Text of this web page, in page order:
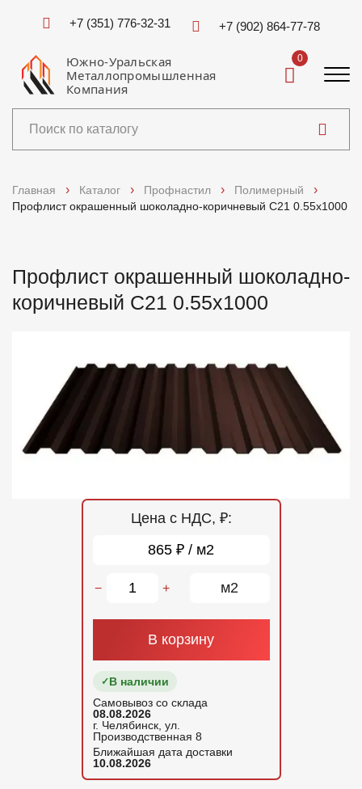
+7 (351) 776-32-31 +7 (902) 864-77-78
Южно-Уральская
Металлопромышленная
Компания
0
Доставка и оплата
Отзывы
Контакты
Главная Каталог Профнастил
Полимерный
Профлист окрашенный шоколадно-коричневый C21 0.55x1000
Профлист окрашенный шоколадно-
коричневый C21 0.55x1000
Цена с НДС, ₽:
865 ₽ / м2
− + м2
В корзину
В наличии
Самовывоз со склада
08.08.2026
г. Челябинск, ул.
Производственная 8
Ближайшая дата доставки
10.08.2026